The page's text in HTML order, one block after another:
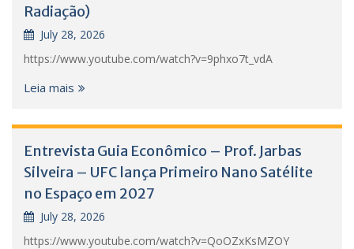
Radiação)
July 28, 2026
https://www.youtube.com/watch?v=9phxo7t_vdA
Leia mais
Entrevista Guia Econômico – Prof. Jarbas
Silveira – UFC lança Primeiro Nano Satélite
no Espaço em 2027
July 28, 2026
https://www.youtube.com/watch?v=QoOZxKsMZOY